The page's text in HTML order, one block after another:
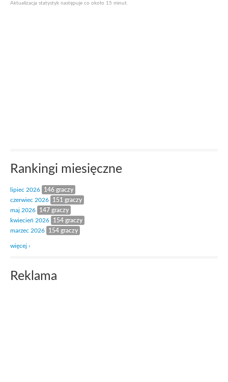
Aktualizacja statystyk następuje co około 15 minut.
Rankingi miesięczne
lipiec 2026
146 graczy
czerwiec 2026
151 graczy
maj 2026
147 graczy
kwiecień 2026
154 graczy
marzec 2026
154 graczy
więcej ›
Reklama